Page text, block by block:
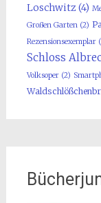
Loschwitz (4)
Großen Garten(2)
Rezensionsexemplar
Schloss
Volksoper(2)